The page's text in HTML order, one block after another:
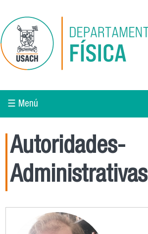
☰ Menú
Autoridades-
Administrativas